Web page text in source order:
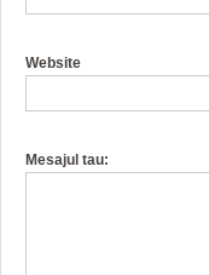
Website
Mesajul tau: